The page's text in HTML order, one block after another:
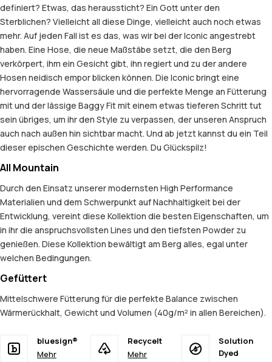
definiert? Etwas, das heraussticht? Ein Gott unter den
Sterblichen? Vielleicht all diese Dinge, vielleicht auch noch etwas
mehr. Auf jeden Fall ist es das, was wir bei der Iconic angestrebt
haben. Eine Hose, die neue Maßstäbe setzt, die den Berg
verkörpert, ihm ein Gesicht gibt, ihn regiert und zu der andere
Hosen neidisch empor blicken können. Die Iconic bringt eine
hervorragende Wassersäule und die perfekte Menge an Fütterung
mit und der lässige Baggy Fit mit einem etwas tieferen Schritt tut
sein übriges, um ihr den Style zu verpassen, der unseren Anspruch
auch nach außen hin sichtbar macht. Und ab jetzt kannst du ein Teil
dieser epischen Geschichte werden. Du Glückspilz!
All Mountain
Durch den Einsatz unserer modernsten High Performance
Materialien und dem Schwerpunkt auf Nachhaltigkeit bei der
Entwicklung, vereint diese Kollektion die besten Eigenschaften, um
in ihr die anspruchsvollsten Lines und den tiefsten Powder zu
genießen. Diese Kollektion bewältigt am Berg alles, egal unter
welchen Bedingungen.
Gefüttert
Mittelschwere Fütterung für die perfekte Balance zwischen
Wärmerückhalt, Gewicht und Volumen (40g/m² in allen Bereichen).
bluesign®
Mehr
Recycelt
Mehr
Solution
Dyed